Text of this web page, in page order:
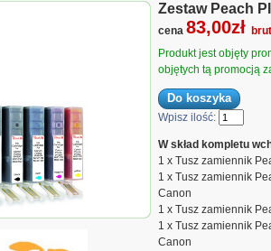
Zestaw Peach
cena 83,00zł
Produkt jest objęty
objętych tą promocją
Wpisz ilość:
W skład kompletu
1 x Tusz zamiennik
1 x Tusz zamiennik
Canon
1 x Tusz zamiennik
1 x Tusz zamiennik
Canon